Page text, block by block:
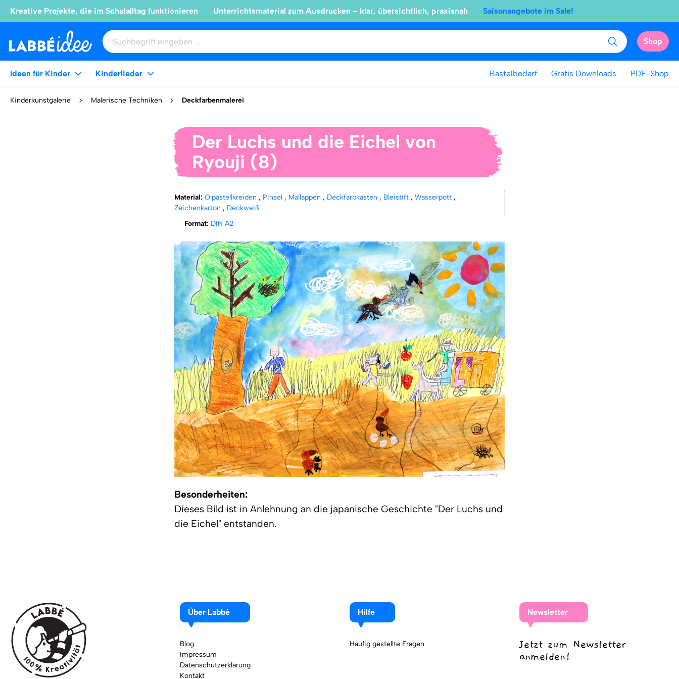
Kreative Projekte, die im Schulalltag funktionieren Unterrichtsmaterial zum Ausdrucken – klar, übersichtlich, praxisnah Saisonangebote im Sale!
Shop
Ideen für Kinder Kinderlieder Bastelbedarf Gratis Downloads PDF-Shop
Kinderkunstgalerie Malerische Techniken Deckfarbenmalerei
Der Luchs und die Eichel von
Ryouji (8)
Material:Ölpastellkreiden , Pinsel , Mallappen , Deckfarbkasten , Bleistift ,Wasserpott ,
Zeichenkarton , Deckweiß
Format: DIN A2
Besonderheiten:
Dieses Bild ist in Anlehnung an die japanische Geschichte "Der Luchs und
die Eichel" entstanden.
Über Labbé
Blog
Impressum
Datenschutzerklärung
Kontakt
Hilfe
Häufig gestellte Fragen
Newsletter
Jetzt zum Newsletter
anmelden!